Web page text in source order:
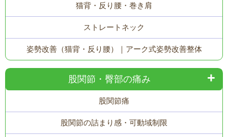
猫背・反り腰・巻き肩
ストレートネック
姿勢改善（猫背・反り腰）｜アーク式姿勢改善整体
股関節・臀部の痛み
股関節痛
股関節の詰まり感・可動域制限